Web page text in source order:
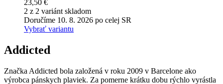
23,50 €
2 z 2 variánt skladom
Doručíme 10. 8. 2026 po celej SR
Vybrať variantu
Addicted
Značka Addicted bola založená v roku 2009 v Barcelone ako
výrobca pánskych plaviek. Za pomerne krátku dobu rýchlo vyrástla